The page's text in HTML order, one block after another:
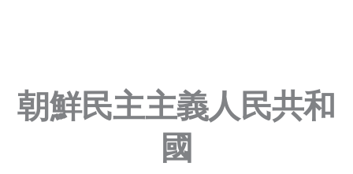
題
朝鮮民主主義人民共和
國